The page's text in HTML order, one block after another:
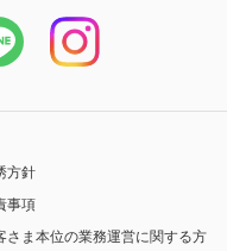
方針
事項
さま本位の業務運営に関する方